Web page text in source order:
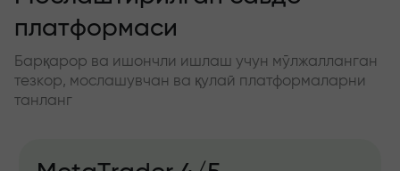
платформаси
Барқарор ва ишончли ишлаш учун мўлжалланган
тезкор, мослашувчан ва қулай платформаларни
танланг